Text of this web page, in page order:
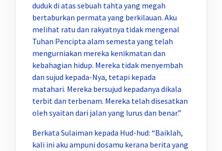
duduk di atas sebuah tahta yang megah
bertaburkan permata yang berkilauan. Aku
melihat ratu dan rakyatnya tidak mengenal
Tuhan Pencipta alam semesta yang telah
mengurniakan mereka kenikmatan dan
kebahagian hidup. Mereka tidak menyembah
dan sujud kepada-Nya, tetapi kepada
matahari. Mereka bersujud kepadanya dikala
terbit dan terbenam. Mereka telah disesatkan
oleh syaitan dari jalan yang lurus dan benar.”
Berkata Sulaiman kepada Hud-hud: “Baiklah,
kali ini aku ampuni dosamu kerana berita yang